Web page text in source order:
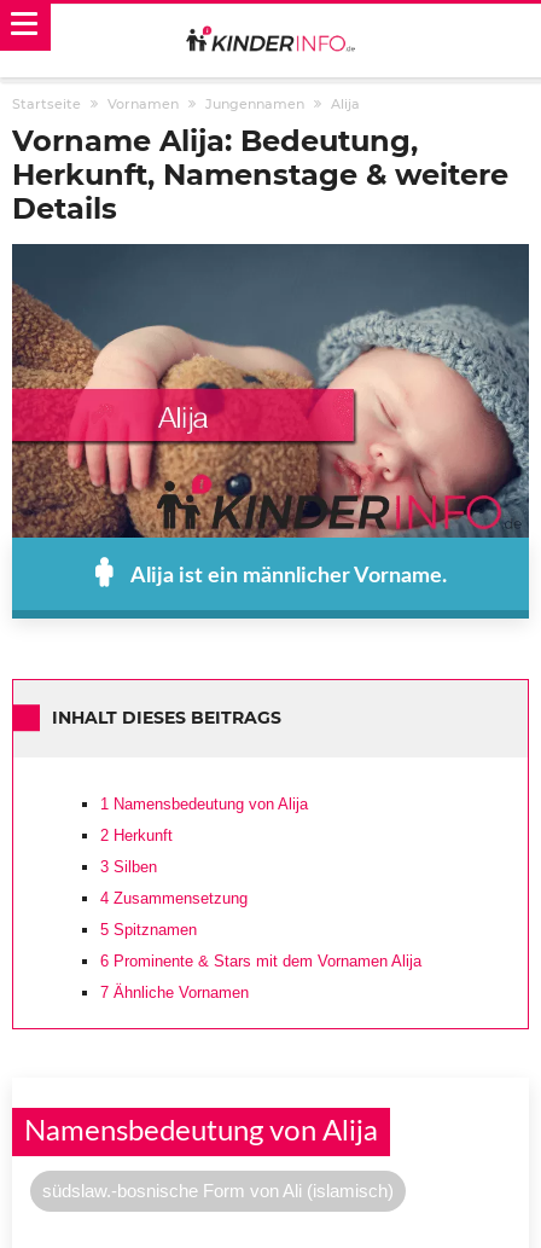
Startseite Vornamen Jungennamen Alija
Vorname Alija: Bedeutung,
Herkunft, Namenstage & weitere
Details
Alija ist ein männlicher Vorname.
INHALT DIESES BEITRAGS
1 Namensbedeutung von Alija
2 Herkunft
3 Silben
4 Zusammensetzung
5 Spitznamen
6 Prominente & Stars mit dem Vornamen Alija
7 Ähnliche Vornamen
Namensbedeutung von Alija
südslaw.-bosnische Form von Ali (islamisch)